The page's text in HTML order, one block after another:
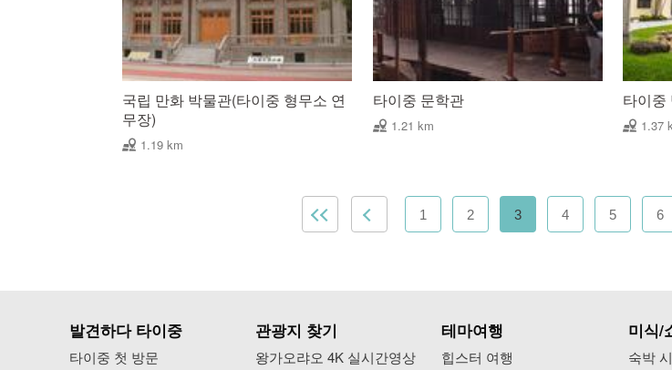
국립 만화 박물관(타이중 형무소 연
무장)
1.19 km
타이중 문학관
1.21 km
타이중
1.37
1 2 3 4 5 6
발견하다 타이중
타이중 첫 방문
관광지 찾기
왕가오랴오 4K 실시간영상
테마여행
힙스터 여행
미식/
숙박